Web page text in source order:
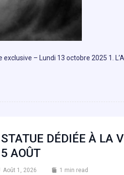
exclusive – Lundi 13 octobre 2025 1.
DÉDIÉE À LA
AOÛT
Août 1, 2026 1 min read